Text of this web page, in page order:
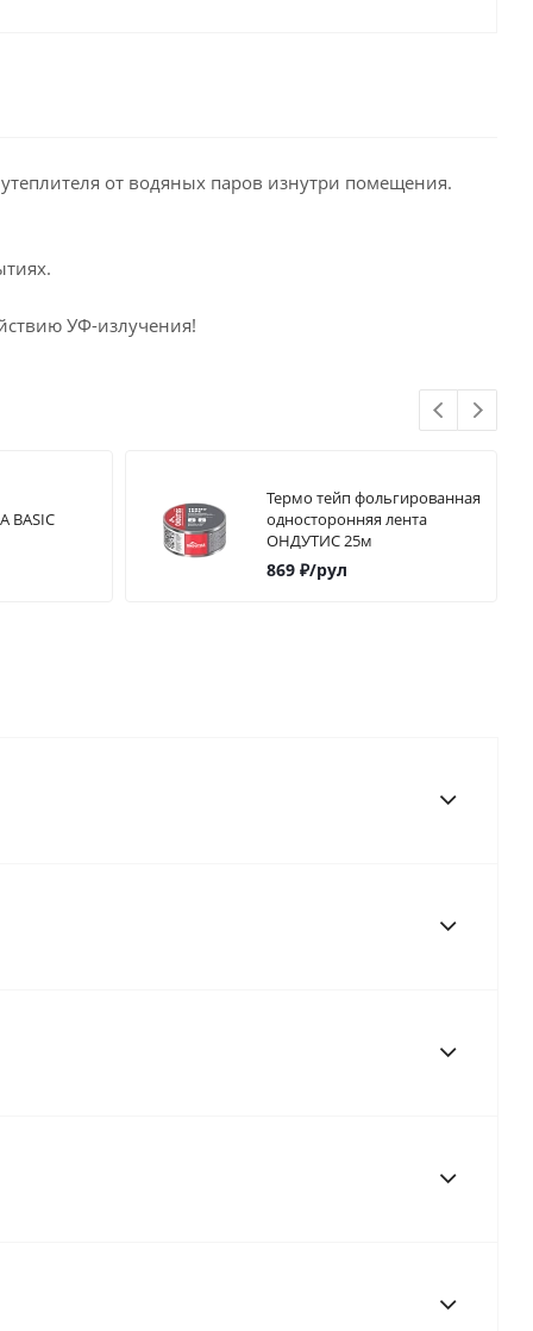
от водяных паров изнутри помещения.
УФ-излучения!
BASIC
Термо тейп фольгированная
односторонняя лента
ОНДУТИС 25м
869₽/рул